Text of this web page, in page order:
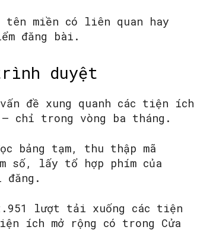
miền có liên quan hay
đăng bài.
duyệt
đề xung quanh các tiện ích
– chỉ trong vòng ba tháng.
bảng tạm, thu thập mã
số, lấy tổ hợp phím của
đăng.
lượt tải xuống các tiện
ích mở rộng có trong Cửa